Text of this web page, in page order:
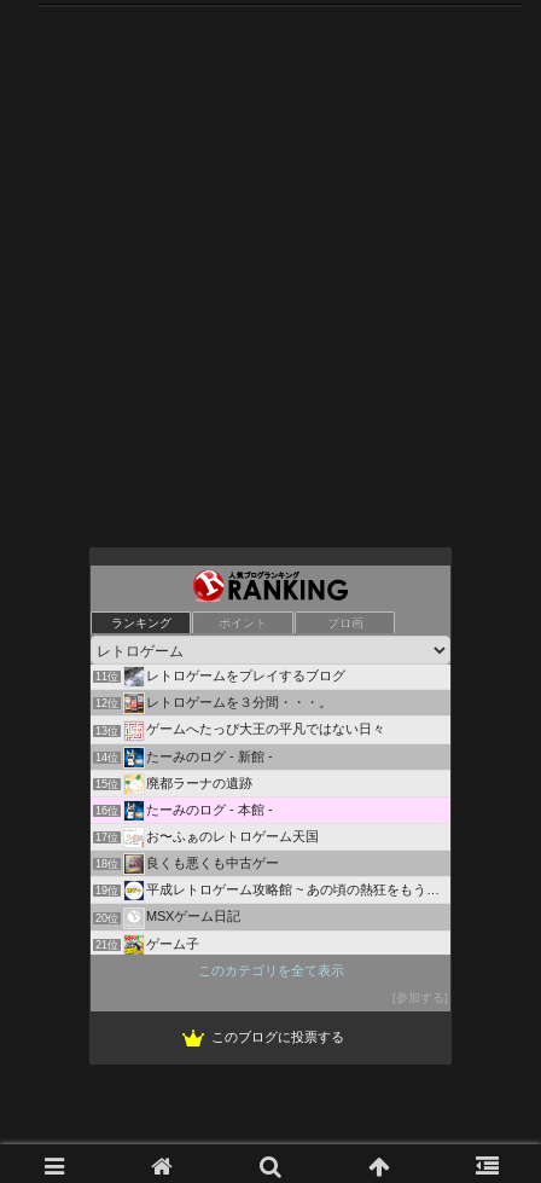
ランキング ポイント ブロ画
Lazy Daisy
10位 レトロゲームレイダース 最後のゲー戦
11位 レトロゲームをプレイするブログ
12位 レトロゲームを３分間・・・。
13位 ゲームへたっぴ大王の平凡ではない日々
14位 たーみのログ - 新館 -
15位 廃都ラーナの遺跡
16位 たーみのログ - 本館 -
17位 お〜ふぁのレトロゲーム天国
18位 良くも悪くも中古ゲー
19位 平成レトロゲーム攻略館 ~ あの頃の熱狂をもう一度
20位 MSXゲーム日記
21位 ゲーム子
遊戯王とゲームのブログ
このカテゴリを全て表示
参加する
このブログに投票する